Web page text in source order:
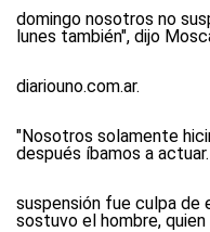
domingo nosotros no
lunes también", dijo
diariouno.com.ar.
"Nosotros solamente
después íbamos a
suspensión fue culpa de
sostuvo el hombre,